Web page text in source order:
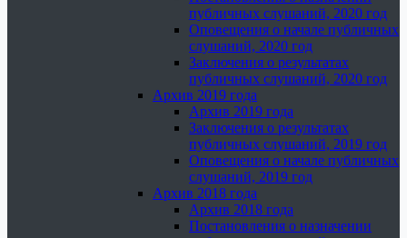
публичных слушаний, 2020 год
Оповещения о начале публичных
слушаний, 2020 год
Заключения о результатах
публичных слушаний, 2020 год
Архив 2019 года
Архив 2019 года
Заключения о результатах
публичных слушаний, 2019 год
Оповещения о начале публичных
слушаний, 2019 год
Архив 2018 года
Архив 2018 года
Постановления о назначении